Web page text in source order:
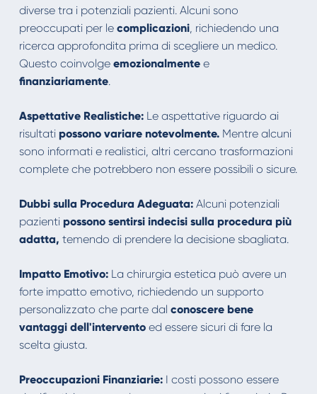
diverse tra i potenziali pazienti. Alcuni sono
preoccupati per le complicazioni, richiedendo una
ricerca approfondita prima di scegliere un medico.
Questo coinvolge emozionalmentee
finanziariamente.
Aspettative Realistiche: Le aspettative riguardo ai
risultati possono variare notevolmente.Mentre alcuni
sono informati e realistici, altri cercano trasformazioni
complete che potrebbero non essere possibili o sicure.
Dubbi sulla Procedura Adeguata: Alcuni potenziali
pazienti possono sentirsi indecisi sulla procedura più
adatta, temendo di prendere la decisione sbagliata.
Impatto Emotivo: La chirurgia estetica può avere un
forte impatto emotivo, richiedendo un supporto
personalizzato che parte dal conoscere bene
vantaggi dell'interventoed essere sicuri di fare la
scelta giusta.
Preoccupazioni Finanziarie: I costi possono essere